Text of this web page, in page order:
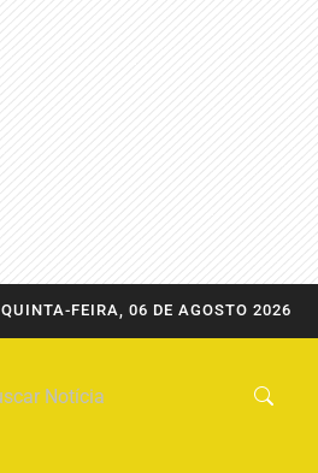
QUINTA-FEIRA, 06 DE AGOSTO 2026